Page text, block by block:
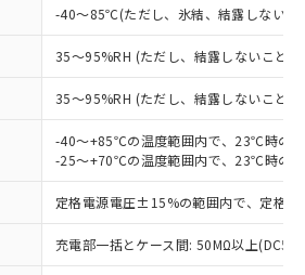
-40～85℃(ただし、氷結、結露しないこ
35～95%RH (ただし、結露しないこと)
35～95%RH (ただし、結露しないこと)
-40～+85℃の温度範囲内で、23℃時の
-25～+70℃の温度範囲内で、23℃時の
定格電源電圧±15%の範囲内で、定格
充電部一括とケース間: 50MΩ以上
読みいただき、同意のうえ
スは、当社制御機器事業取扱
社在庫状況および標準価格
提供させていただくもので
機器事業取扱商品の中には、
スの対象外となる商品もある
了承ください。
および標準価格照会結果は、
いる更新日時点での社内デー
の商品で、対応品を出す予
。
EU RoHS指令（10物質）の
況を調査中または確認中の
センス料など無形物で、有
関係のない商品です。
情により、非含有部品として
有品と判明した場合などや
することがあります。
表
質材料含有率が中国RoHSの
あることを示します。
質材料含有率が中国RoHSの
いることを示します。
認です。当社販売部門へお問
い。
これら貴社製品のうち、外国
び外国貿易法に定める商品
規制貨物等」という）を輸出